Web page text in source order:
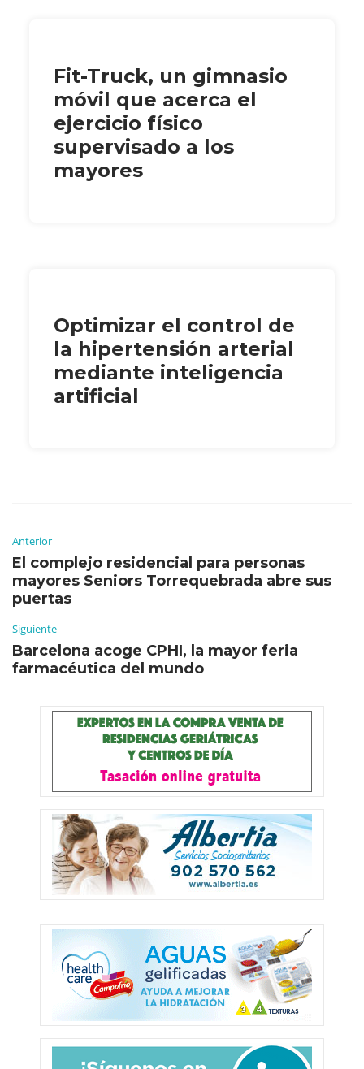
Fit-Truck, un gimnasio
móvil que acerca el
ejercicio físico
supervisado a los
mayores
Optimizar el control de
la hipertensión arterial
mediante inteligencia
artificial
Anterior
El complejo residencial para personas
mayores Seniors Torrequebrada abre sus
puertas
Siguiente
Barcelona acoge CPHI, la mayor feria
farmacéutica del mundo